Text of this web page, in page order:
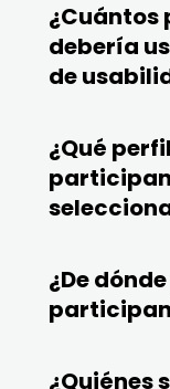
debería
de
¿Qué
¿De
¿Quiénes